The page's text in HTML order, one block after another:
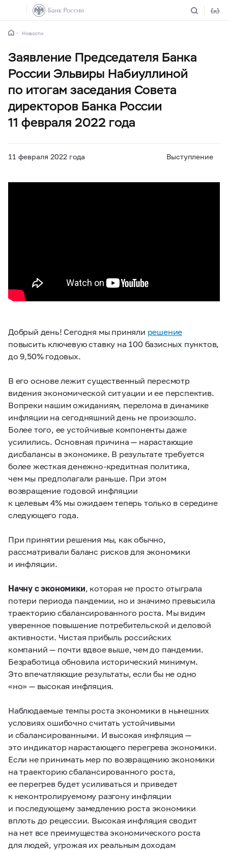
Новости
Заявление Председателя Банка
России Эльвиры Набиуллиной
по итогам заседания Совета
директоров Банка России
11 февраля 2022 года
11 февраля 2022 года Выступление
Добрый день! Сегодня мы приняли решение
повысить ключевую ставку на 100 базисных пунктов,
до 9,50% годовых.
В его основе лежит существенный пересмотр
видения экономической ситуации и ее перспектив.
Вопреки нашим ожиданиям, перелома в динамике
инфляции на сегодняшний день не произошло.
Более того, ее устойчивые компоненты даже
усилились. Основная причина — нарастающие
дисбалансы в экономике. В результате требуется
более жесткая денежно-кредитная политика,
чем мы предполагали раньше. При этом
возвращение годовой инфляции
к целевым 4% мы ожидаем теперь только в середине
следующего года.
При принятии решения мы, как обычно,
рассматривали баланс рисков для экономики
и инфляции.
Начну с экономики, которая не просто отыграла
потери периода пандемии, но и значимо превысила
траекторию сбалансированного роста. Мы видим
уверенное повышение потребительской и деловой
активности. Чистая прибыль российских
компаний — почти вдвое выше, чем до пандемии.
Безработица обновила исторический минимум.
Это впечатляющие результаты, если бы не одно
«но» — высокая инфляция.
Наблюдаемые темпы роста экономики в нынешних
условиях ошибочно считать устойчивыми
и сбалансированными. И высокая инфляция —
это индикатор нарастающего перегрева экономики.
Если не принимать мер по возвращению экономики
на траекторию сбалансированного роста,
ее перегрев будет усиливаться и приведет
к неконтролируемому разгону инфляции
и последующему замедлению роста экономики
вплоть до рецессии. Высокая инфляция сводит
на нет все преимущества экономического роста
для людей, угрожая их реальным доходам